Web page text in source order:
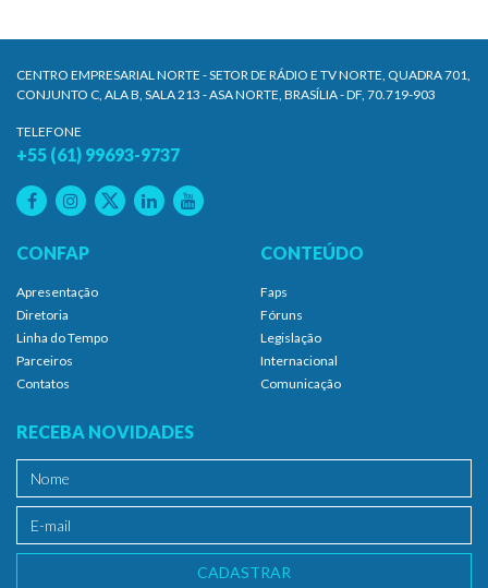
CENTRO EMPRESARIAL NORTE - SETOR DE RÁDIO E TV NORTE, QUADRA 701,
CONJUNTO C, ALA B, SALA 213 - ASA NORTE, BRASÍLIA - DF, 70.719-903
TELEFONE
+55 (61) 99693-9737
CONFAP
Apresentação
Diretoria
Linha do Tempo
Parceiros
Contatos
CONTEÚDO
Faps
Fóruns
Legislação
Internacional
Comunicação
RECEBA NOVIDADES
CADASTRAR